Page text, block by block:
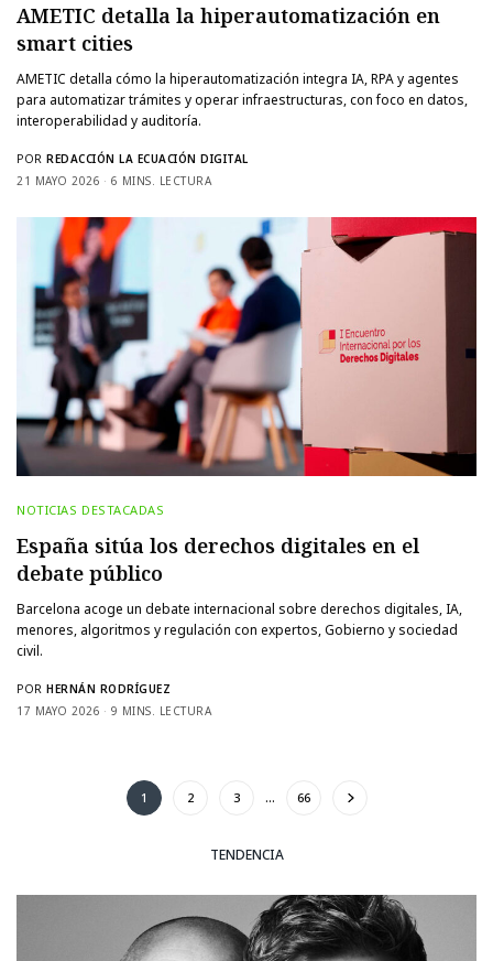
AMETIC detalla la hiperautomatización en
smart cities
AMETIC detalla cómo la hiperautomatización integra IA, RPA y agentes
para automatizar trámites y operar infraestructuras, con foco en datos,
interoperabilidad y auditoría.
POR REDACCIÓN LA ECUACIÓN DIGITAL
21 MAYO 2026
6 MINS. LECTURA
NOTICIAS DESTACADAS
España sitúa los derechos digitales en el
debate público
Barcelona acoge un debate internacional sobre derechos digitales, IA,
menores, algoritmos y regulación con expertos, Gobierno y sociedad
civil.
POR HERNÁN RODRÍGUEZ
17 MAYO 2026
9 MINS. LECTURA
1 2 3 … 66
TENDENCIA